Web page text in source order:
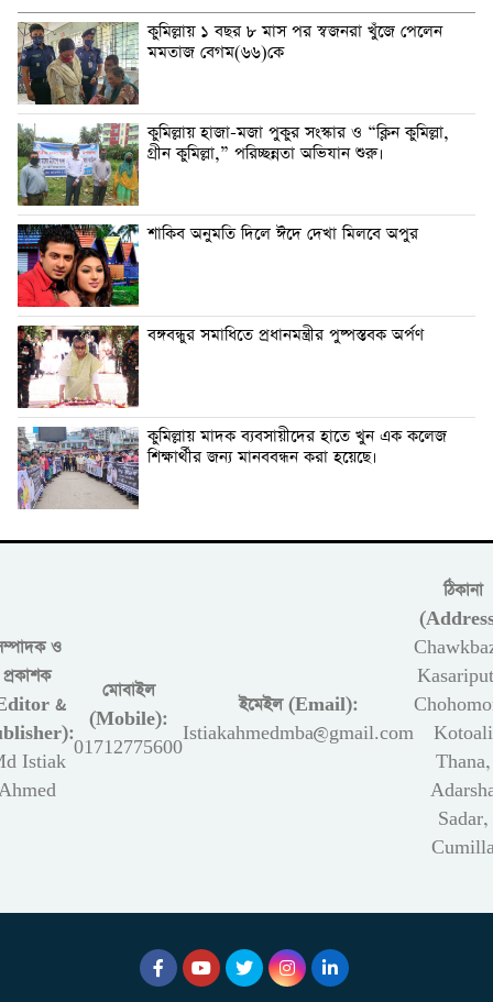
কুমিল্লায় ১ বছর ৮ মাস পর স্বজনরা খুঁজে পেলেন
মমতাজ বেগম(৬৬)কে
কুমিল্লায় হাজা-মজা পুকুর সংস্কার ও “ক্লিন কুমিল্লা,
গ্রীন কুমিল্লা,” পরিচ্ছন্নতা অভিযান শুরু।
শাকিব অনুমতি দিলে ঈদে দেখা মিলবে অপুর
বঙ্গবন্ধুর সমাধিতে প্রধানমন্ত্রীর পুষ্পস্তবক অর্পণ
কুমিল্লায় মাদক ব্যবসায়ীদের হাতে খুন এক কলেজ
শিক্ষার্থীর জন্য মানববন্ধন করা হয়েছে।
ও
প্রকাশক
&
Istiak
মোবাইল
(Mobile):
01712775600
ইমেইল (Email):
Istiakahmedmba@gmail.com
ঠিকানা
Kotoali
Thana,
Sadar,